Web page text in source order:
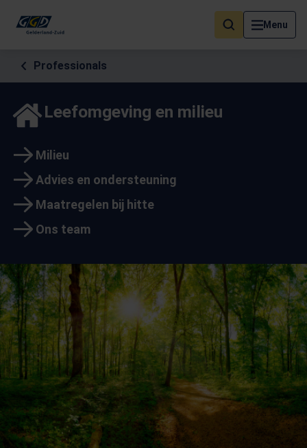
Menu
Als de resultaten voor automatisch aanvullen beschikbaar zijn,
Professionals
Leefomgeving en milieu
Milieu
Advies en ondersteuning
Maatregelen bij hitte
Ons team